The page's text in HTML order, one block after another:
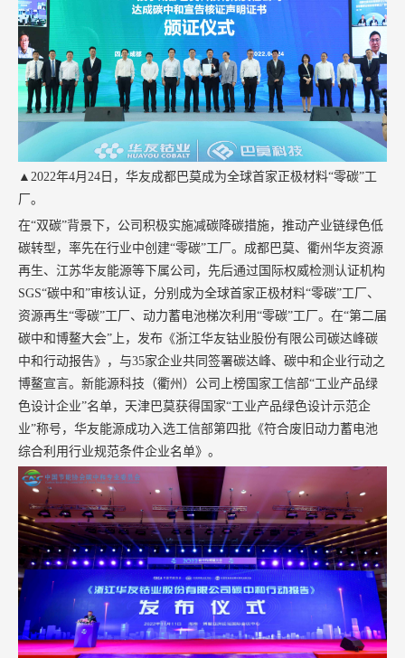
▲ 2022年4月 24 日，华友成都巴莫成为全球首家正极材料“零碳”工
厂。
在“双碳”背景下，公司积极实施减碳降碳措施，推动产业链绿色低
碳转型，率先在行业中创建“零碳”工厂。成都巴莫、衢州华友资源
再生、江苏华友能源等下属公司，先后通过国际权威检测认证机构
SGS“碳中和”审核认证，分别成为全球首家正极材料“零碳”工厂、
资源再生“零碳”工厂、动力蓄电池梯次利用“零碳”工厂。在“第二届
碳中和博鳌大会”上，发布《浙江华友钴业股份有限公司碳达峰碳
中和行动报告》，与35家企业共同签署碳达峰、碳中和企业行动之
博鳌宣言。新能源科技（衢州）公司上榜国家工信部“工业产品绿
色设计企业”名单，天津巴莫获得国家“工业产品绿色设计示范企
业”称号，华友能源成功入选工信部第四批《符合废旧动力蓄电池
综合利用行业规范条件企业名单》。